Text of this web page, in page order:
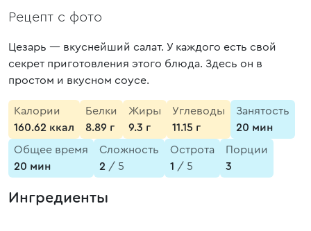
Рецепт с фото
Цезарь — вкуснейший салат. У каждого есть свой
секрет приготовления этого блюда. Здесь он в
простом и вкусном соусе.
Калории
160.62 ккал
Белки
8.89 г
Жиры
9.3 г
Углеводы
11.15 г
Занятость
20 мин
Общее время
20 мин
Сложность
2 / 5
Острота
1 / 5
Порции
3
Ингредиенты